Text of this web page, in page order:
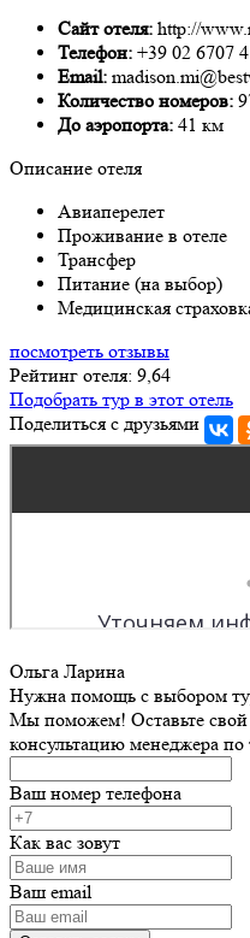
Сайт отеля: http://
Телефон: +39 02 6707
Email:
Количество номеров:
До аэропорта: 41 км
Описание отеля
Авиаперелет
Проживание в отеле
Трансфер
Питание (на выбор)
Медицинская
посмотреть отзывы
Рейтинг отеля: 9,64
Подобрать тур в этот отель
Поделиться с друзьями
Ольга Ларина
Нужна помощь с выбором
Мы поможем! Оставьте
консультацию менеджера по
Ваш номер телефона
Как вас зовут
Ваш email